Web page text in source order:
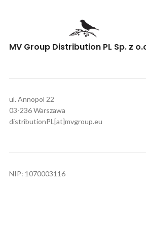
stworzyć odpowiedni nastrój.
MV Group Distribution PL Sp. z
ul. Annopol 22
03-236 Warszawa
distributionPL[at]mvgroup.eu
NIP: 1070003116